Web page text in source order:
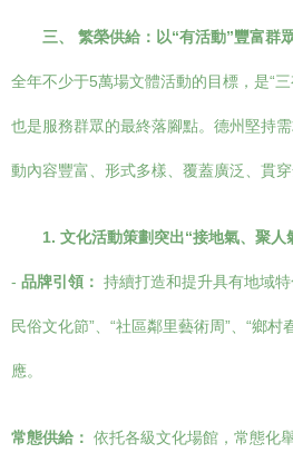
三、 繁榮供給：以“有活動”豐富群
全年不少于5萬場文體活動的目標，是“
也是服務群眾的最終落腳點。德州堅持
動內容豐富、形式多樣、覆蓋廣泛、貫穿
1. 文化活動策劃突出“接地氣、聚人
- 品牌引領： 持續打造和提升具有地域
民俗文化節”、“社區鄰里藝術周”、“鄉村
應。
常態供給： 依托各級文化場館，常態化